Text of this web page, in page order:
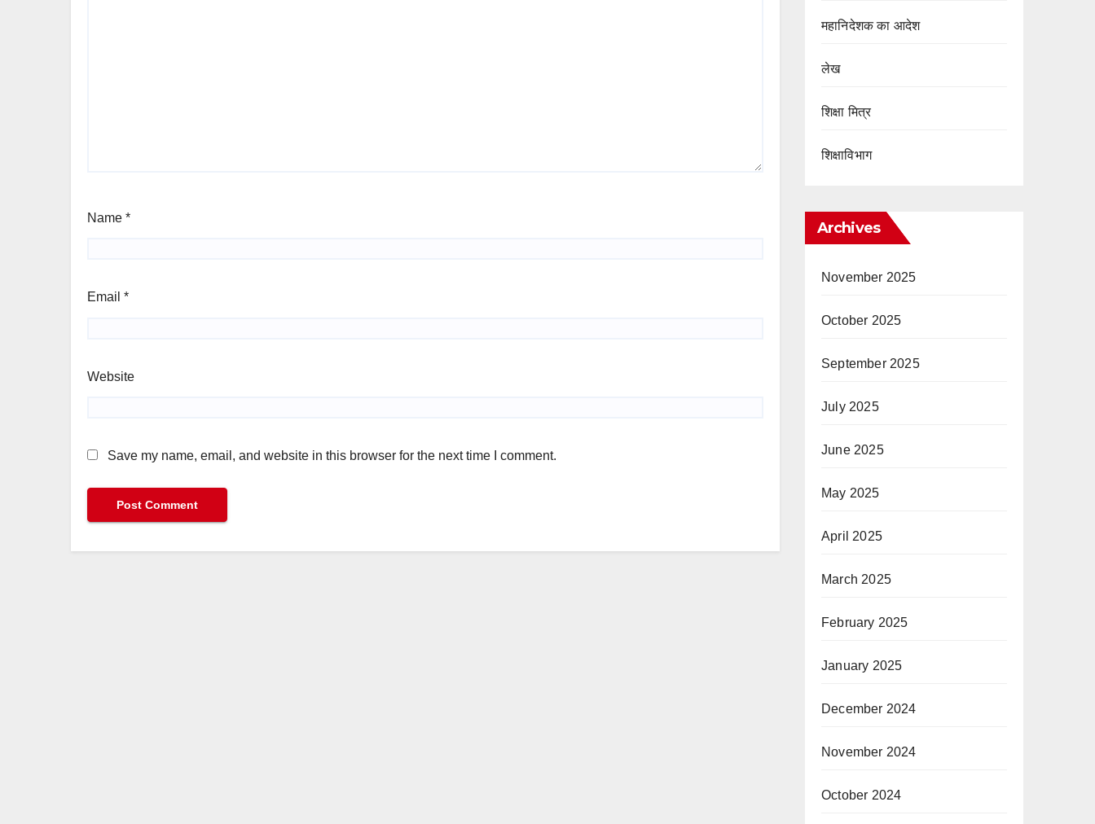
Name *
Email *
Website
Save my name, email, and website in this browser for the next time I comment.
महानिदेशक का आदेश
लेख
शिक्षा मित्र
शिक्षाविभाग
Archives
November 2025
October 2025
September 2025
July 2025
June 2025
May 2025
April 2025
March 2025
February 2025
January 2025
December 2024
November 2024
October 2024